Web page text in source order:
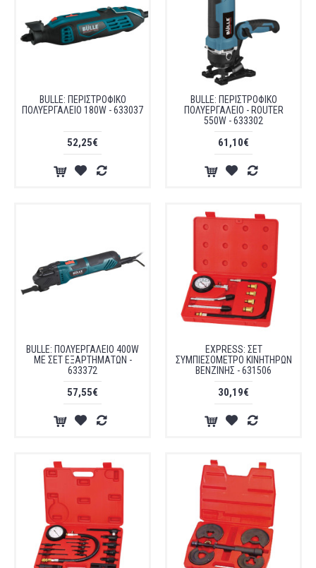
BULLE: ΠΕΡΙΣΤΡΟΦΙΚΟ
ΠΟΛΥΕΡΓΑΛΕΙΟ 180W - 633037
52,25€
BULLE: ΠΕΡΙΣΤΡΟΦΙΚΟ
ΠΟΛΥΕΡΓΑΛΕΙΟ - ROUTER
550W - 633302
61,10€
BULLE: ΠΟΛΥΕΡΓΑΛΕΙΟ 400W
ME ΣΕΤ ΕΞΑΡΤΗΜΑΤΩΝ -
633372
57,55€
EXPRESS: ΣΕΤ
ΣΥΜΠΙΕΣΟΜΕΤΡΟ ΚΙΝΗΤΗΡΩΝ
ΒΕΝΖΙΝΗΣ - 631506
30,19€